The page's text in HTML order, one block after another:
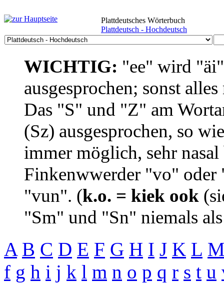
Plattdeutsches Wörterbuch
Plattdeutsch - Hochdeutsch
WICHTIG: "ee" wird
ausgesprochen; sonst
Das "S" und "Z" am
(Sz) ausgesprochen, so
immer möglich, sehr
Finkenwwerder "vo"
"vun". (k.o. = kiek ook
"Sm" und "Sn" niemals
A B C D E F G H I J K L
f g h i j k l m n o p q r s t u